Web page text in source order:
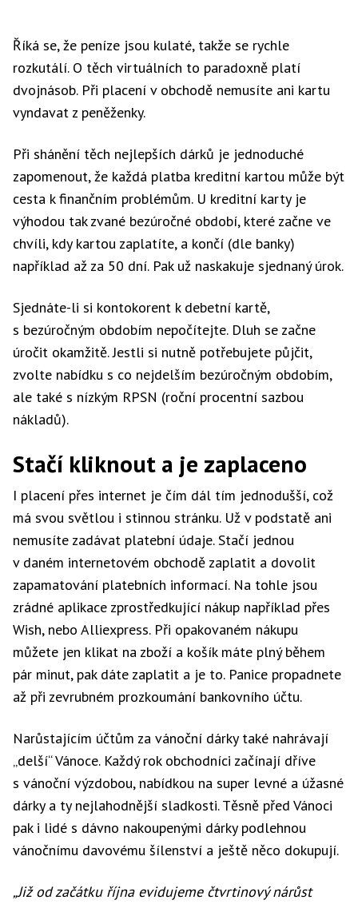
Říká se, že peníze jsou kulaté, takže se rychle
rozkutálí. O těch virtuálních to paradoxně platí
dvojnásob. Při placení v obchodě nemusíte ani kartu
vyndavat z peněženky.
Při shánění těch nejlepších dárků je jednoduché
zapomenout, že každá platba kreditní kartou může být
cesta k finančním problémům. U kreditní karty je
výhodou tak zvané bezúročné období, které začne ve
chvíli, kdy kartou zaplatíte, a končí (dle banky)
například až za 50 dní. Pak už naskakuje sjednaný úrok.
Sjednáte-li si kontokorent k debetní kartě,
s bezúročným obdobím nepočítejte. Dluh se začne
úročit okamžitě. Jestli si nutně potřebujete půjčit,
zvolte nabídku s co nejdelším bezúročným obdobím,
ale také s nízkým RPSN (roční procentní sazbou
nákladů).
Stačí kliknout a je zaplaceno
I placení přes internet je čím dál tím jednodušší, což
má svou světlou i stinnou stránku. Už v podstatě ani
nemusíte zadávat platební údaje. Stačí jednou
v daném internetovém obchodě zaplatit a dovolit
zapamatování platebních informací. Na tohle jsou
zrádné aplikace zprostředkující nákup například přes
Wish, nebo Alliexpress. Při opakovaném nákupu
můžete jen klikat na zboží a košík máte plný během
pár minut, pak dáte zaplatit a je to. Panice propadnete
až při zevrubném prozkoumání bankovního účtu.
Narůstajícím účtům za vánoční dárky také nahrávají
„delší“ Vánoce. Každý rok obchodníci začínají dříve
s vánoční výzdobou, nabídkou na super levné a úžasné
dárky a ty nejlahodnější sladkosti. Těsně před Vánoci
pak i lidé s dávno nakoupenými dárky podlehnou
vánočnímu davovému šílenství a ještě něco dokupují.
„Již od začátku října evidujeme čtvrtinový nárůst